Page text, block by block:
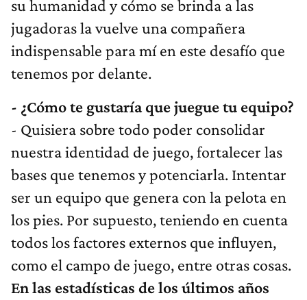
su humanidad y cómo se brinda a las
jugadoras la vuelve una compañera
indispensable para mí en este desafío que
tenemos por delante.
- ¿Cómo te gustaría que juegue tu equipo?
- Quisiera sobre todo poder consolidar
nuestra identidad de juego, fortalecer las
bases que tenemos y potenciarla. Intentar
ser un equipo que genera con la pelota en
los pies. Por supuesto, teniendo en cuenta
todos los factores externos que influyen,
como el campo de juego, entre otras cosas.
En las estadísticas de los últimos años